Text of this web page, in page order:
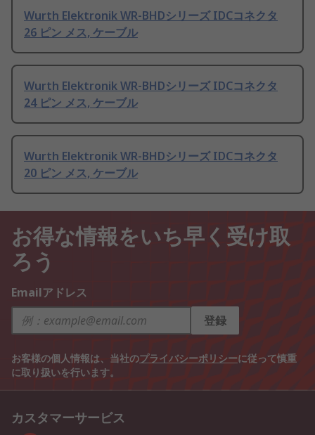
Wurth Elektronik WR-BHDシリーズ IDCコネクタ
26 ピン メス, ケーブル
Wurth Elektronik WR-BHDシリーズ IDCコネクタ
24 ピン メス, ケーブル
Wurth Elektronik WR-BHDシリーズ IDCコネクタ
20 ピン メス, ケーブル
お得な情報をいち早く受け取
ろう
Emailアドレス
登録
お客様の個人情報は、当社のプライバシーポリシーに従って慎重
に取り扱いを行います。
カスタマーサービス